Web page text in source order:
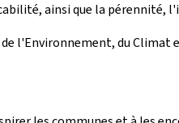
ainsi que la pérennité,
l'Environnement, du Climat